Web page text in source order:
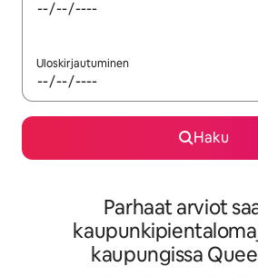
Uloskirjautuminen
Haku
Parhaat arviot
kaupungissa